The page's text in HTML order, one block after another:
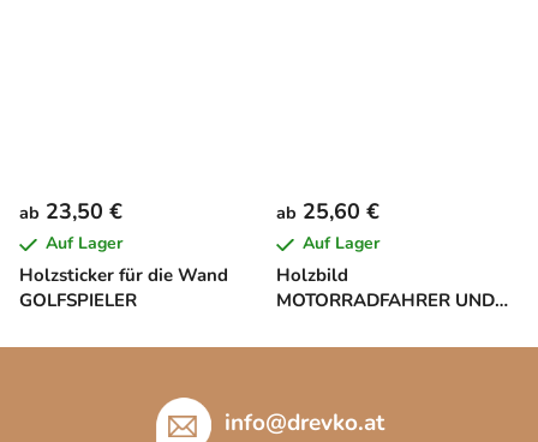
Holzsticker für die Wand
GOLFSPIELER
ab 23,50 €
Auf Lager
Holzbild
MOTORRADFAHRER UND
ab 25,60 €
Auf Lager
info@drevko.at